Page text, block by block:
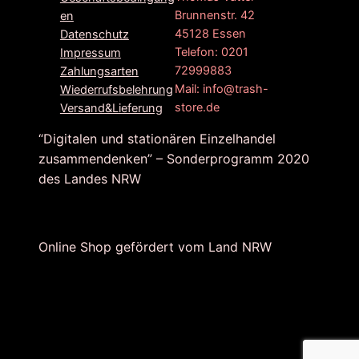
en
Datenschutz
Impressum
Zahlungsarten
Wiederrufsbelehrung
Versand&Lieferung
Brunnenstr. 42
45128 Essen
Telefon: 0201
72999883
Mail: info@trash-
store.de
“Digitalen und stationären Einzelhandel
zusammendenken” – Sonderprogramm 2020
des Landes NRW
Online Shop gefördert vom Land NRW